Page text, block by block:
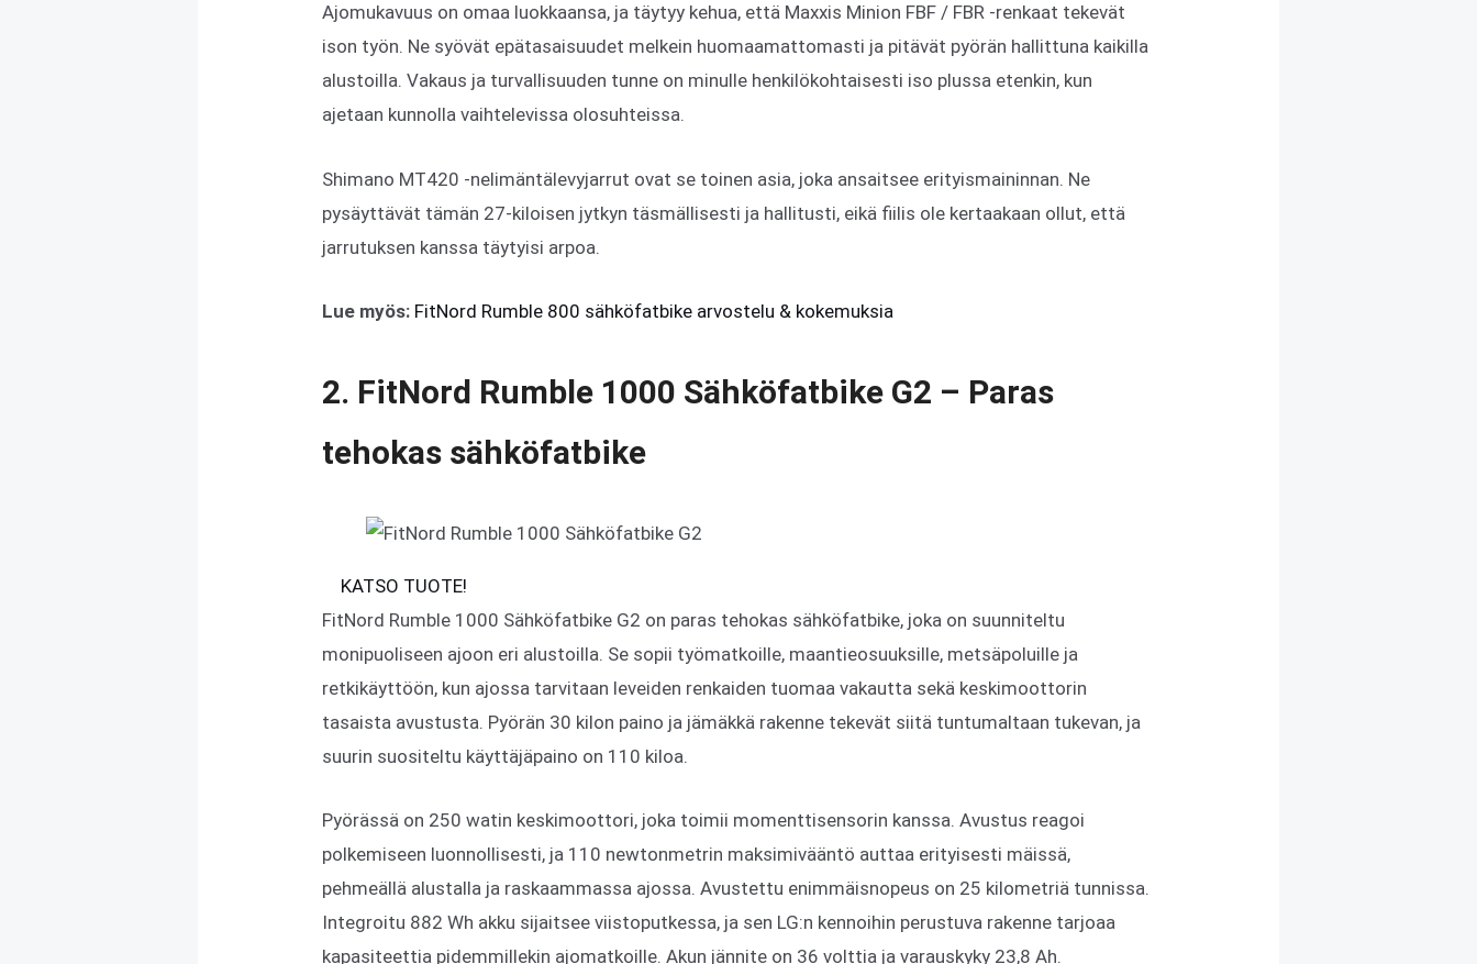
Ajomukavuus on omaa luokkaansa, ja täytyy kehua, että Maxxis Minion FBF / FBR -renkaat tekevät
ison työn. Ne syövät epätasaisuudet melkein huomaamattomasti ja pitävät pyörän hallittuna kaikilla
alustoilla. Vakaus ja turvallisuuden tunne on minulle henkilökohtaisesti iso plussa etenkin, kun
ajetaan kunnolla vaihtelevissa olosuhteissa.
Shimano MT420 -nelimäntälevyjarrut ovat se toinen asia, joka ansaitsee erityismaininnan. Ne
pysäyttävät tämän 27-kiloisen jytkyn täsmällisesti ja hallitusti, eikä fiilis ole kertaakaan ollut, että
jarrutuksen kanssa täytyisi arpoa.
Lue myös: FitNord Rumble 800 sähköfatbike arvostelu & kokemuksia
2. FitNord Rumble 1000 Sähköfatbike G2 – Paras
tehokas sähköfatbike
KATSO TUOTE!
FitNord Rumble 1000 Sähköfatbike G2 on paras tehokas sähköfatbike, joka on suunniteltu
monipuoliseen ajoon eri alustoilla. Se sopii työmatkoille, maantieosuuksille, metsäpoluille ja
retkikäyttöön, kun ajossa tarvitaan leveiden renkaiden tuomaa vakautta sekä keskimoottorin
tasaista avustusta. Pyörän 30 kilon paino ja jämäkkä rakenne tekevät siitä tuntumaltaan tukevan, ja
suurin suositeltu käyttäjäpaino on 110 kiloa.
Pyörässä on 250 watin keskimoottori, joka toimii momenttisensorin kanssa. Avustus reagoi
polkemiseen luonnollisesti, ja 110 newtonmetrin maksimivääntö auttaa erityisesti mäissä,
pehmeällä alustalla ja raskaammassa ajossa. Avustettu enimmäisnopeus on 25 kilometriä tunnissa.
Integroitu 882 Wh akku sijaitsee viistoputkessa, ja sen LG:n kennoihin perustuva rakenne tarjoaa
kapasiteettia pidemmillekin ajomatkoille. Akun jännite on 36 volttia ja varauskyky 23,8 Ah.